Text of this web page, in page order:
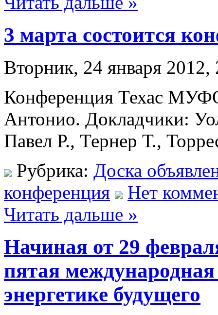
3 марта состоится
Вторник, 24 января 2012,
Конференция Техас
Антонио. Докладчики:
Павел Р., Тернер Т.,
Рубрика: Доска
конференция
Нет
Читать дальше »
Начиная от 29
пятая
энергетике будущего